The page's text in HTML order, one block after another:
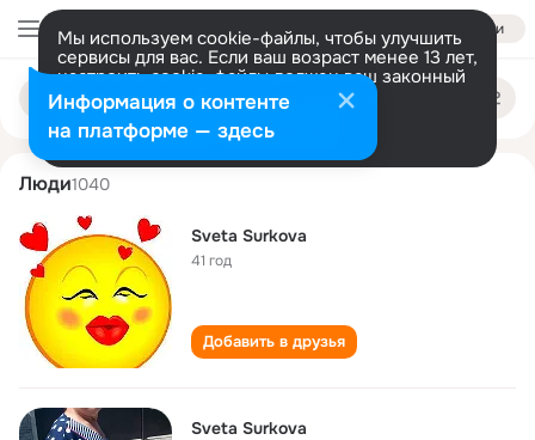
Войти
Мы используем cookie-файлы, чтобы улучшить
сервисы для вас. Если ваш возраст менее 13 лет,
настроить cookie-файлы должен ваш законный
представитель. Больше информации
Разрешить все Настроить
Поиск
людям
sveta surkova
Люди1040
Sveta Surkova
41 год
Добавить в друзья
Sveta Surkova
Информация о контенте
на платформе — здесь